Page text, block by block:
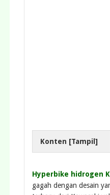
Konten [Tampil ]
Hyperbike hidrogen
gagah dengan desain